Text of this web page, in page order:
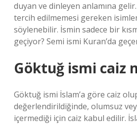
duyan ve dinleyen anlamına
tercih edilmemesi gereken
söylenebilir. İsmin sadece bir
geçiyor? Semi ismi Kuran’da
Göktuğ ismi caiz
Göktuğ ismi İslam’a göre caiz
değerlendirildiğinde, olumsuz
içermediği için caiz kabul edilir.